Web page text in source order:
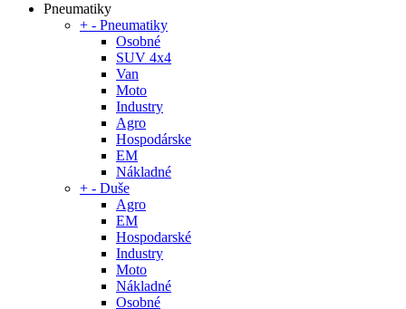
Pneumatiky
+ - Pneumatiky
Osobné
SUV 4x4
Van
Moto
Industry
Agro
Hospodárske
EM
Nákladné
+ - Duše
Agro
EM
Hospodarské
Industry
Moto
Nákladné
Osobné